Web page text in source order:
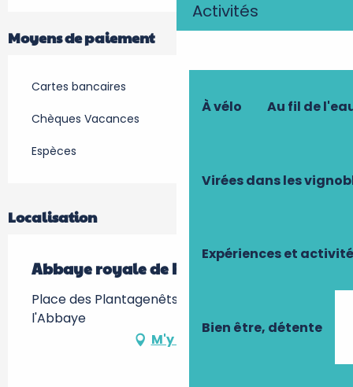
Activités
À vélo Au fil de
Virées dans les
Expériences et
Bien être, détente
Moyens de paiement
Cartes bancaires
Chèques Vacances
Espèces
Localisation
Abbaye royale de Fontevraud
Place des Plantagenêts, 49590 Fontevraud-
l'Abbaye
M'y rendre